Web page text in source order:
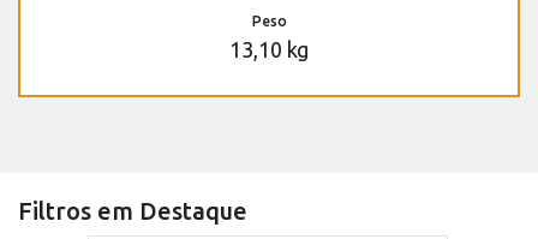
Peso
13,10 kg
Filtros em Destaque